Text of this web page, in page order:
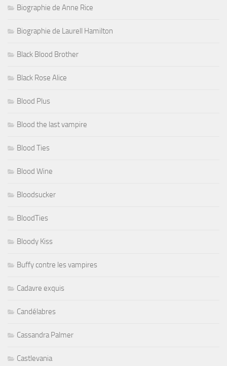
Biographie de Anne Rice
Biographie de Laurell Hamilton
Black Blood Brother
Black Rose Alice
Blood Plus
Blood the last vampire
Blood Ties
Blood Wine
Bloodsucker
BloodTies
Bloody Kiss
Buffy contre les vampires
Cadavre exquis
Candélabres
Cassandra Palmer
Castlevania